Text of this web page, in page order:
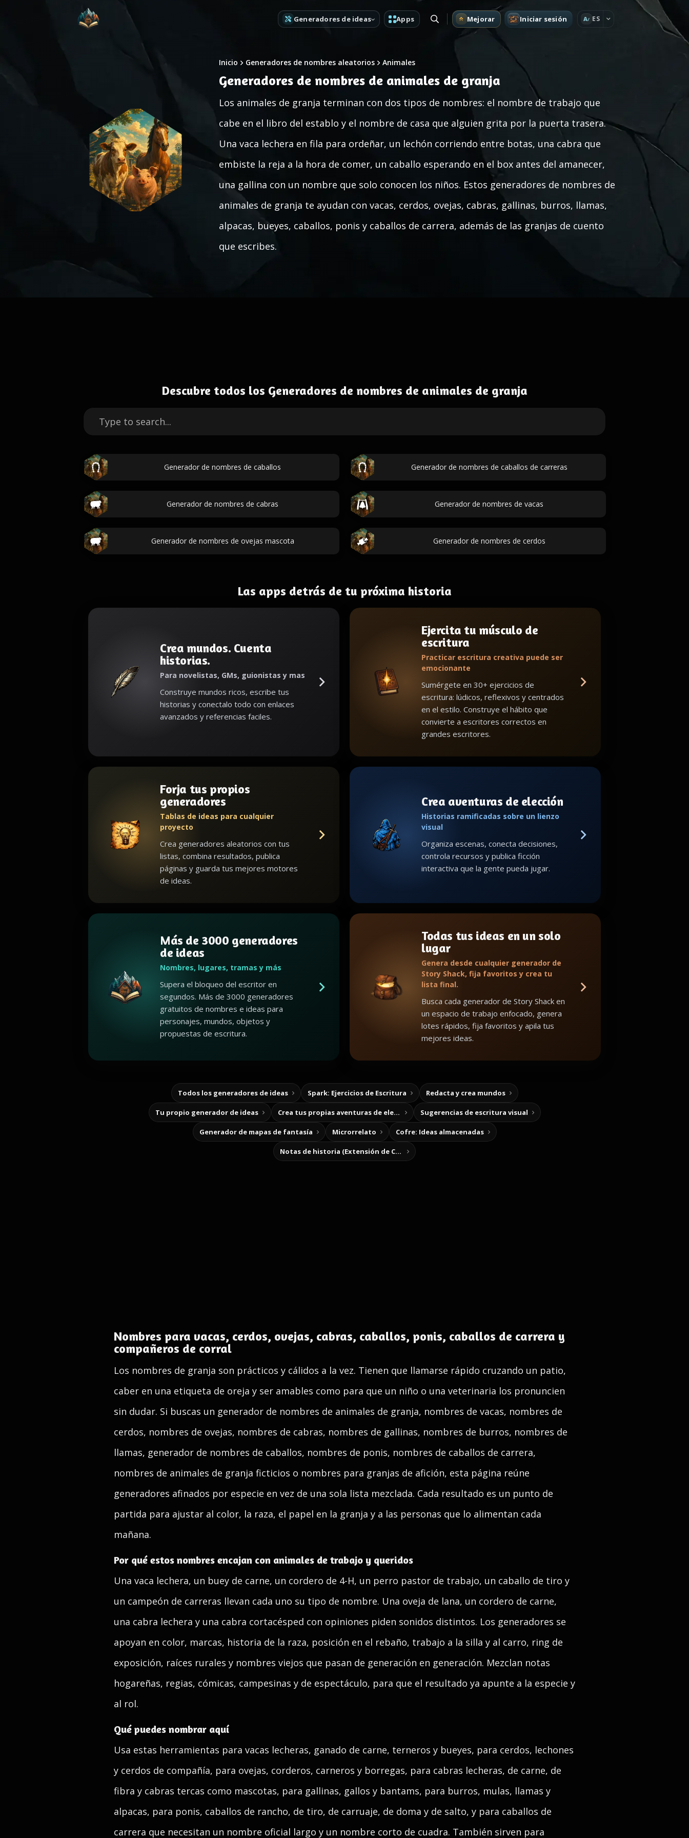
Generadores de ideas Apps Mejorar Iniciar sesión A ES
Inicio Generadores de nombres aleatorios Animales
Generadores de nombres de animales de granja
Los animales de granja terminan con dos tipos de nombres: el nombre de trabajo que
cabe en el libro del establo y el nombre de casa que alguien grita por la puerta trasera.
Una vaca lechera en fila para ordeñar, un lechón corriendo entre botas, una cabra que
embiste la reja a la hora de comer, un caballo esperando en el box antes del amanecer,
una gallina con un nombre que solo conocen los niños. Estos generadores de nombres de
animales de granja te ayudan con vacas, cerdos, ovejas, cabras, gallinas, burros, llamas,
alpacas, bueyes, caballos, ponis y caballos de carrera, además de las granjas de cuento
que escribes.
Descubre todos los Generadores de nombres de animales de granja
Generador de nombres de caballos Generador de nombres de caballos de carreras
Generador de nombres de cabras Generador de nombres de vacas
Generador de nombres de ovejas mascota Generador de nombres de cerdos
Las apps detrás de tu próxima historia
Crea mundos. Cuenta
historias.
Para novelistas, GMs, guionistas y mas
Construye mundos ricos, escribe tus
historias y conectalo todo con enlaces
avanzados y referencias faciles.
Ejercita tu músculo de
escritura
Practicar escritura creativa puede ser
emocionante
Sumérgete en 30+ ejercicios de
escritura: lúdicos, reflexivos y centrados
en el estilo. Construye el hábito que
convierte a escritores correctos en
grandes escritores.
Forja tus propios
generadores
Tablas de ideas para cualquier
proyecto
Crea generadores aleatorios con tus
listas, combina resultados, publica
páginas y guarda tus mejores motores
de ideas.
Crea aventuras de elección
Historias ramificadas sobre un lienzo
visual
Organiza escenas, conecta decisiones,
controla recursos y publica ficción
interactiva que la gente pueda jugar.
Más de 3000 generadores
de ideas
Nombres, lugares, tramas y más
Supera el bloqueo del escritor en
segundos. Más de 3000 generadores
gratuitos de nombres e ideas para
personajes, mundos, objetos y
propuestas de escritura.
Todas tus ideas en un solo
lugar
Genera desde cualquier generador de
Story Shack, fija favoritos y crea tu
lista final.
Busca cada generador de Story Shack en
un espacio de trabajo enfocado, genera
lotes rápidos, fija favoritos y apila tus
mejores ideas.
Todos los generadores de ideas Spark: Ejercicios de Escritura Redacta y crea mundos
Tu propio generador de ideas Crea tus propias aventuras de elección Sugerencias de escritura visual
Generador de mapas de fantasía Microrrelato Cofre: Ideas almacenadas
Notas de historia (Extensión de Chrome)
Nombres para vacas, cerdos, ovejas, cabras, caballos, ponis, caballos de carrera y
compañeros de corral
Los nombres de granja son prácticos y cálidos a la vez. Tienen que llamarse rápido cruzando un patio,
caber en una etiqueta de oreja y ser amables como para que un niño o una veterinaria los pronuncien
sin dudar. Si buscas un generador de nombres de animales de granja, nombres de vacas, nombres de
cerdos, nombres de ovejas, nombres de cabras, nombres de gallinas, nombres de burros, nombres de
llamas, generador de nombres de caballos, nombres de ponis, nombres de caballos de carrera,
nombres de animales de granja ficticios o nombres para granjas de afición, esta página reúne
generadores afinados por especie en vez de una sola lista mezclada. Cada resultado es un punto de
partida para ajustar al color, la raza, el papel en la granja y a las personas que lo alimentan cada
mañana.
Por qué estos nombres encajan con animales de trabajo y queridos
Una vaca lechera, un buey de carne, un cordero de 4-H, un perro pastor de trabajo, un caballo de tiro y
un campeón de carreras llevan cada uno su tipo de nombre. Una oveja de lana, un cordero de carne,
una cabra lechera y una cabra cortacésped con opiniones piden sonidos distintos. Los generadores se
apoyan en color, marcas, historia de la raza, posición en el rebaño, trabajo a la silla y al carro, ring de
exposición, raíces rurales y nombres viejos que pasan de generación en generación. Mezclan notas
hogareñas, regias, cómicas, campesinas y de espectáculo, para que el resultado ya apunte a la especie y
al rol.
Qué puedes nombrar aquí
Usa estas herramientas para vacas lecheras, ganado de carne, terneros y bueyes, para cerdos, lechones
y cerdos de compañía, para ovejas, corderos, carneros y borregas, para cabras lecheras, de carne, de
fibra y cabras tercas como mascotas, para gallinas, gallos y bantams, para burros, mulas, llamas y
alpacas, para ponis, caballos de rancho, de tiro, de carruaje, de doma y de salto, y para caballos de
carrera que necesitan un nombre oficial largo y un nombre corto de cuadra. También sirven para